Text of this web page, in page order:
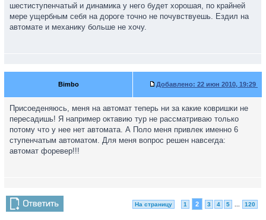
шестиступенчатый и динамика у него будет хорошая, по крайней
мере ущербным себя на дороге точно не почувствуешь. Ездил на
автомате и механику больше не хочу.
Bimbo Добавлено: 22 июн 2010, 19:29
Присоеденяюсь, меня на автомат теперь ни за какие ковришки не
пересадишь! Я например октавию тур не рассматриваю только
потому что у нее нет автомата. А Поло меня привлек именно 6
ступенчатым автоматом. Для меня вопрос решен навсегда:
автомат форевер!!!
На страницу 1 2 3 4 5 120